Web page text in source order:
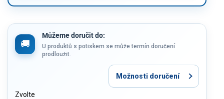
Můžeme doručit do:
Zvolte
U produktů s potiskem se může termín doručení
prodloužit.
Možnosti doručení